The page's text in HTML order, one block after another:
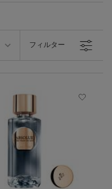
フィルター
フィルターメニュー